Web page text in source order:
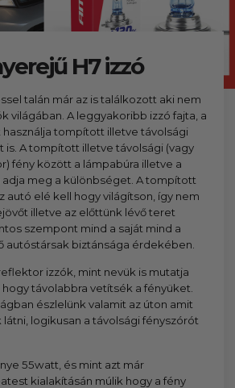
H7 izzó​
talán már az is találkozott aki nem
világában. A leggyakoribb izzó fajta, a
tompított illetve távolsági
is. A tompított illetve távolsági (vagy
fény között a lámpabúra illetve a
meg a különbséget. A tompított
autó elé kell hogy világítson, így nem
illetve az előttünk lévő teret
szempont mind a saját mind a
autóstársak biztánsága érdekében.
izzók, mint nevük is mutatja
hogy távolabbra vetítsék a fényüket.
észlelünk valamit az úton amit
logikusan a távolsági fényszórót
55watt, és mint azt már
kialakításán múlik hogy a fény